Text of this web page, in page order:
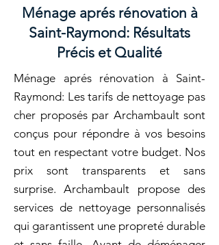
Ménage aprés rénovation à
Saint-Raymond: Résultats
Précis et Qualité
Ménage aprés rénovation à Saint-
Raymond: Les tarifs de nettoyage pas
cher proposés par Archambault sont
conçus pour répondre à vos besoins
tout en respectant votre budget. Nos
prix sont transparents et sans
surprise. Archambault propose des
services de nettoyage personnalisés
qui garantissent une propreté durable